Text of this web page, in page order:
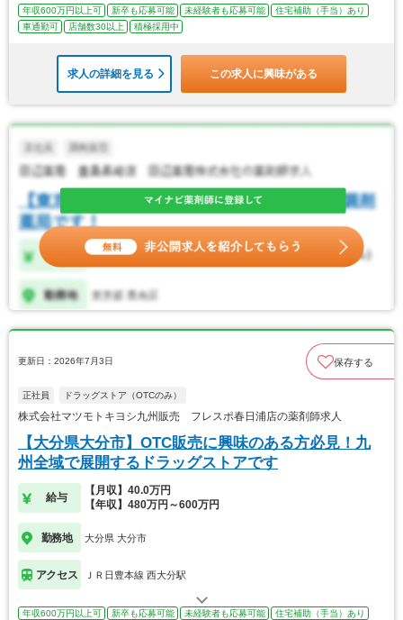
年収600万円以上可 新卒も応募可能 未経験者も応募可能
住宅補助（手当）あり
車通勤可
店舗数30以上 積極採用中
求人の詳細を見る この求人に興味がある
更新日：2026年7月3日 保存する
正社員 ドラッグストア（OTCのみ）
株式会社マツモトキヨシ九州販売 フレスポ春日浦店の薬剤師求人
【大分県大分市】OTC販売に興味のある方必見！九
州全域で展開するドラッグストアです
給与
【月収】40.0万円
【年収】480万円～600万円
勤務地 大分県 大分市
アクセス ＪＲ日豊本線 西大分駅
年収600万円以上可 新卒も応募可能 未経験者も応募可能
住宅補助（手当）あり